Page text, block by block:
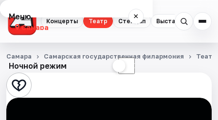
Концерты Театр Стендап Выставки
Меню ×
Самара
Концерты
Театр
Стендап
Ночной режим ☾
Самара Самарская государственная филармония Театр